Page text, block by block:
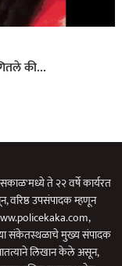
की…
ते २२ वर्षे कार्यरत
वरिष्ठ उपसंपादक म्हणून
संकेतस्थळाचे मुख्य संपादक
लिखान केले असून,